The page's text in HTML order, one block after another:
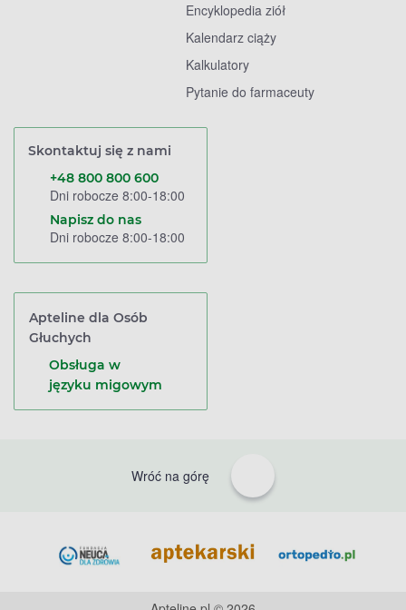
Encyklopedia ziół
Kalendarz ciąży
Kalkulatory
Pytanie do farmaceuty
Skontaktuj się z nami
+48 800 800 600
Dni robocze 8:00-18:00
Napisz do nas
Dni robocze 8:00-18:00
Apteline dla Osób
Głuchych
Obsługa w
języku migowym
Wróć na górę